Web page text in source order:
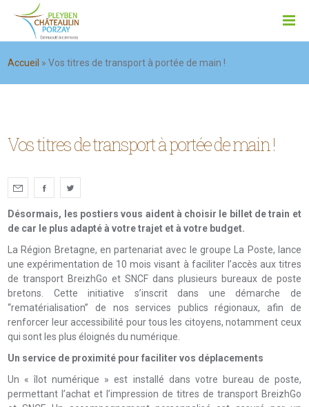
Accueil »Vos titres de transport à portée de main !
Vos titres de transport à portée de main !
Désormais, les postiers vous aident à choisir le billet de train et
de car le plus adapté à votre trajet et à votre budget.
La Région Bretagne, en partenariat avec le groupe La Poste, lance
une expérimentation de 10 mois visant à faciliter l’accès aux titres
de transport BreizhGo et SNCF dans plusieurs bureaux de poste
bretons. Cette initiative s’inscrit dans une démarche de
“rematérialisation” de nos services publics régionaux, afin de
renforcer leur accessibilité pour tous les citoyens, notamment ceux
qui sont les plus éloignés du numérique.
Un service de proximité pour faciliter vos déplacements
Un « îlot numérique » est installé dans votre bureau de poste,
permettant l’achat et l’impression de titres de transport BreizhGo